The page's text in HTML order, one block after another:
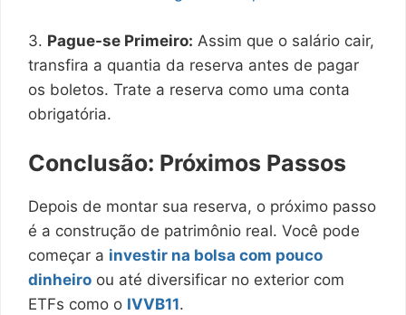
3. Pague-se Primeiro: Assim que o salário cair,
transfira a quantia da reserva antes de pagar
os boletos. Trate a reserva como uma conta
obrigatória.
Conclusão: Próximos Passos
Depois de montar sua reserva, o próximo passo
é a construção de patrimônio real. Você pode
começar a investir na bolsa com pouco
dinheiro ou até diversificar no exterior com
ETFs como o IVVB11.